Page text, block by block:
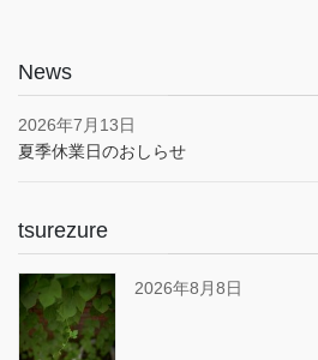
News
2026年7月13日
夏季休業日のおしらせ
tsurezure
2026年8月8日